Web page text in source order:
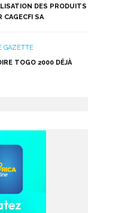
DES PRODUITS
CAGECFI SA
GAZETTE
TOGO 2000 DÉJÀ